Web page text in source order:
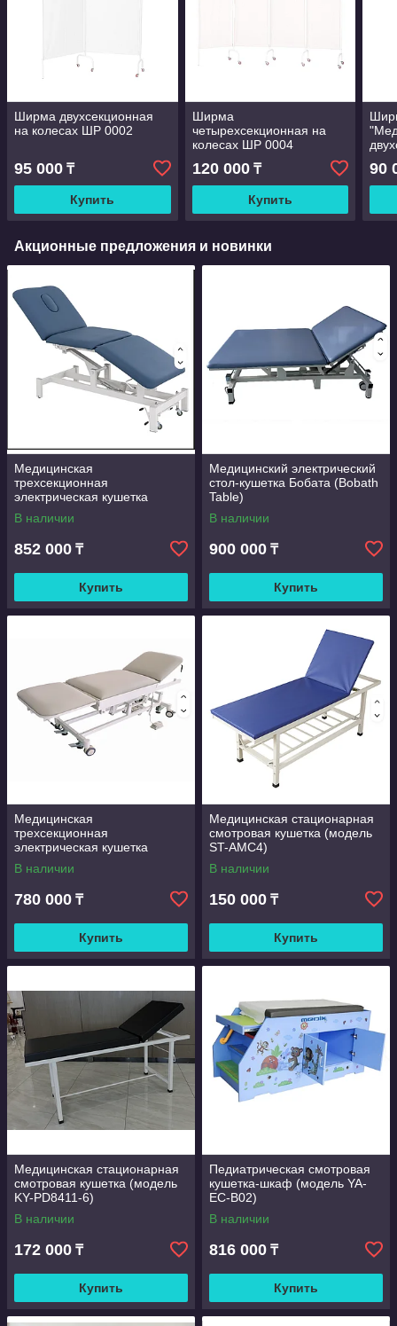
Ширма двухсекционная
на колесах ШР 0002
95 000 ₸
Купить
Ширма
четырехсекционная на
колесах ШР 0004
120 000₸
Купить
90
Акционные предложения и новинки
Медицинская
трехсекционная
электрическая кушетка
(модель MD8911)
В наличии
852 000 ₸
Купить
Медицинский электрический
стол-кушетка Бобата (Bobath
Table)
В наличии
900 000 ₸
Купить
Медицинская
трехсекционная
электрическая кушетка
(модель KY-PD8411-1)
В наличии
780 000 ₸
Купить
Медицинская стационарная
смотровая кушетка (модель
ST-AMC4)
В наличии
150 000 ₸
Купить
Медицинская стационарная
смотровая кушетка (модель
KY-PD8411-6)
В наличии
172 000 ₸
Купить
Педиатрическая смотровая
кушетка-шкаф (модель YA-
EC-B02)
В наличии
816 000 ₸
Купить